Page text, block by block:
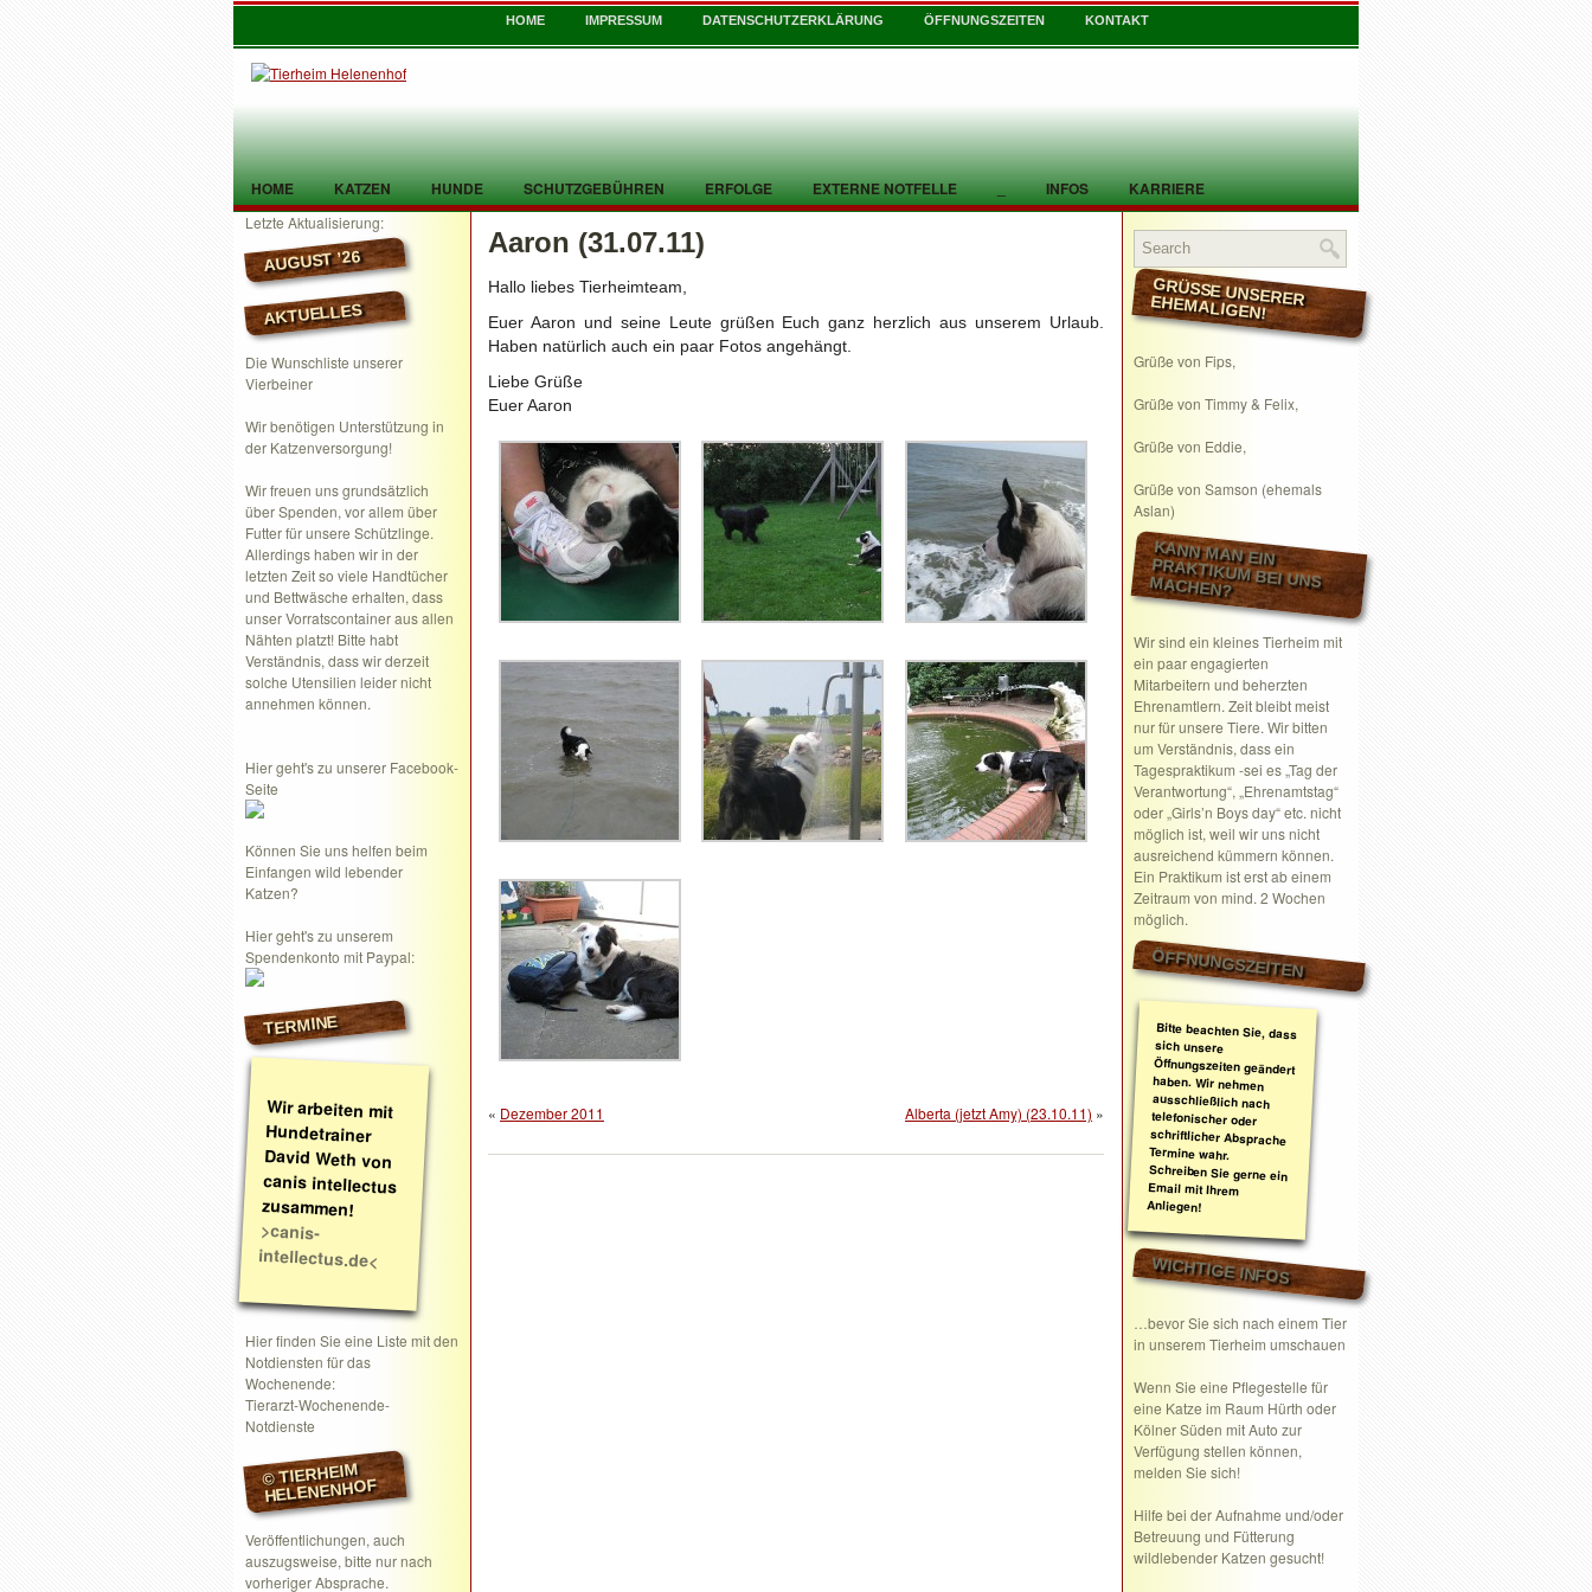
HOME IMPRESSUM DATENSCHUTZERKLÄRUNG ÖFFNUNGSZEITEN KONTAKT
HOME KATZEN HUNDE SCHUTZGEBÜHREN ERFOLGE EXTERNE NOTFELLE _ INFOS KARRIERE
TIER GEFUNDEN KONTAKT
Letzte Aktualisierung:
AUGUST ’26
AKTUELLES
Die Wunschliste unserer
Vierbeiner
Wir benötigen Unterstützung in
der Katzenversorgung!
Wir freuen uns grundsätzlich
über Spenden, vor allem über
Futter für unsere Schützlinge.
Allerdings haben wir in der
letzten Zeit so viele Handtücher
und Bettwäsche erhalten, dass
unser Vorratscontainer aus allen
Nähten platzt! Bitte habt
Verständnis, dass wir derzeit
solche Utensilien leider nicht
annehmen können.
Hier geht's zu unserer Facebook-
Seite
Können Sie uns helfen beim
Einfangen wild lebender
Katzen?
Hier geht's zu unserem
Spendenkonto mit Paypal:
TERMINE
Wir arbeiten mit
Hundetrainer
David Weth von
canis intellectus
zusammen!
>canis-
intellectus.de<
Hier finden Sie eine Liste mit den
Notdiensten für das
Wochenende:
Tierarzt-Wochenende-
Notdienste
© TIERHEIM
HELENENHOF
Veröffentlichungen, auch
auszugsweise, bitte nur nach
vorheriger Absprache.
Aaron (31.07.11)
Hallo liebes Tierheimteam,
Euer Aaron und seine Leute grüßen Euch ganz herzlich aus unserem Urlaub.
Haben natürlich auch ein paar Fotos angehängt.
Liebe Grüße
Euer Aaron
« Dezember 2011 Alberta (jetzt Amy) (23.10.11) »
GRÜSSE UNSERER EHEMALIGEN!
Grüße von Fips,
Grüße von Timmy & Felix,
Grüße von Eddie,
Grüße von Samson (ehemals
Aslan)
KANN MAN EIN
PRAKTIKUM BEI UNS MACHEN?
Wir sind ein kleines Tierheim mit
ein paar engagierten
Mitarbeitern und beherzten
Ehrenamtlern. Zeit bleibt meist
nur für unsere Tiere. Wir bitten
um Verständnis, dass ein
Tagespraktikum -sei es „Tag der
Verantwortung“, „Ehrenamtstag“
oder „Girls’n Boys day“ etc. nicht
möglich ist, weil wir uns nicht
ausreichend kümmern können.
Ein Praktikum ist erst ab einem
Zeitraum von mind. 2 Wochen
möglich.
ÖFFNUNGSZEITEN
Bitte beachten Sie, dass
sich unsere
Öffnungszeiten geändert
haben. Wir nehmen
ausschließlich nach
telefonischer oder
schriftlicher Absprache
Termine wahr.
Schreiben Sie gerne ein
Email mit Ihrem
Anliegen!
WICHTIGE INFOS
…bevor Sie sich nach einem Tier
in unserem Tierheim umschauen
Wenn Sie eine Pflegestelle für
eine Katze im Raum Hürth oder
Kölner Süden mit Auto zur
Verfügung stellen können,
melden Sie sich!
Hilfe bei der Aufnahme und/oder
Betreuung und Fütterung
wildlebender Katzen gesucht!